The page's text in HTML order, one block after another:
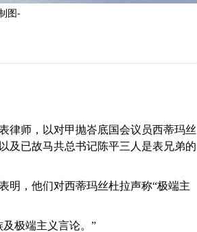
图-
律师，以对甲抛峇底国会议员西蒂玛丝
及已故马共总书记陈平三人是表兄弟的
明，他们对西蒂玛丝杜拉声称“极端主
极端主义言论。”